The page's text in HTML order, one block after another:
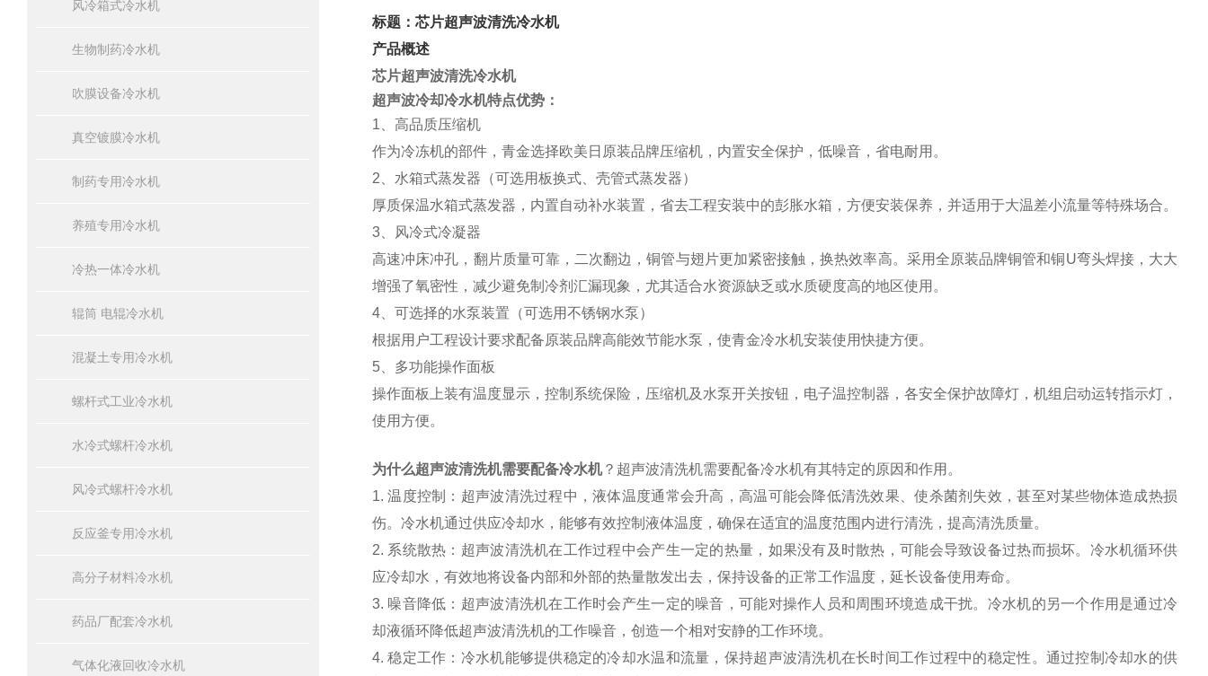
风冷箱式冷水机
生物制药冷水机
吹膜设备冷水机
真空镀膜冷水机
制药专用冷水机
养殖专用冷水机
冷热一体冷水机
辊筒 电辊冷水机
混凝土专用冷水机
螺杆式工业冷水机
水冷式螺杆冷水机
风冷式螺杆冷水机
反应釜专用冷水机
高分子材料冷水机
药品厂配套冷水机
气体化液回收冷水机
标题：芯片超声波清洗冷水机
产品概述
芯片超声波清洗冷水机
超声波冷却冷水机特点优势：
1 、高品质压缩机
作为冷冻机的部件，青金选择欧美日原装品牌压缩机，内置安全保护，低噪音，省电耐用。
2 、水箱式蒸发器（可选用板换式、壳管式蒸发器）
厚质保温水箱式蒸发器，内置自动补水装置，省去工程安装中的彭胀水箱，方便安装保养，并适用于大温差小流量等特殊场合。
3 、风冷式冷凝器
高速冲床冲孔，翻片质量可靠，二次翻边，铜管与翅片更加紧密接触，换热效率高。采用全原装品牌铜管和铜 U弯头焊接，大大
增强了氧密性， 减少避免制冷剂汇漏现象，尤其适合水资源缺乏或水质硬度高的地区使用。
4 、可选择的水泵装置（可选用不锈钢水泵）
根据用户工程设计要求配备原装品牌高能效节能水泵，使青金冷水机安装使用快捷方便。
5 、多功能操作面板
操作面板上装有温度显示，控制系统保险，压缩机及水泵开关按钮，电子温控制器，各安全保护故障灯，机组启动运转指示灯，
使用方便。
为什么超声波清洗机需要配备冷水机？超声波清洗机需要配备冷水机有其特定的原因和作用。
1.温度控制：超声波清洗过程中，液体温度通常会升高，高温可能会降低清洗效果、使杀菌剂失效，甚至对某些物体造成热损
伤。冷水机通过供应冷却水，能够有效控制液体温度，确保在适宜的温度范围内进行清洗，提高清洗质量。
2. 系统散热：超声波清洗机在工作过程中会产生一定的热量，如果没有及时散热，可能会导致设备过热而损坏。冷水机循环供
应冷却水，有效地将设备内部和外部的热量散发出去，保持设备的正常工作温度，延长设备使用寿命。
3. 噪音降低：超声波清洗机在工作时会产生一定的噪音，可能对操作人员和周围环境造成干扰。冷水机的另一个作用是通过冷
却液循环降低超声波清洗机的工作噪音，创造一个相对安静的工作环境。
4.稳定工作：冷水机能够提供稳定的冷却水温和流量，保持超声波清洗机在长时间工作过程中的稳定性。通过控制冷却水的供